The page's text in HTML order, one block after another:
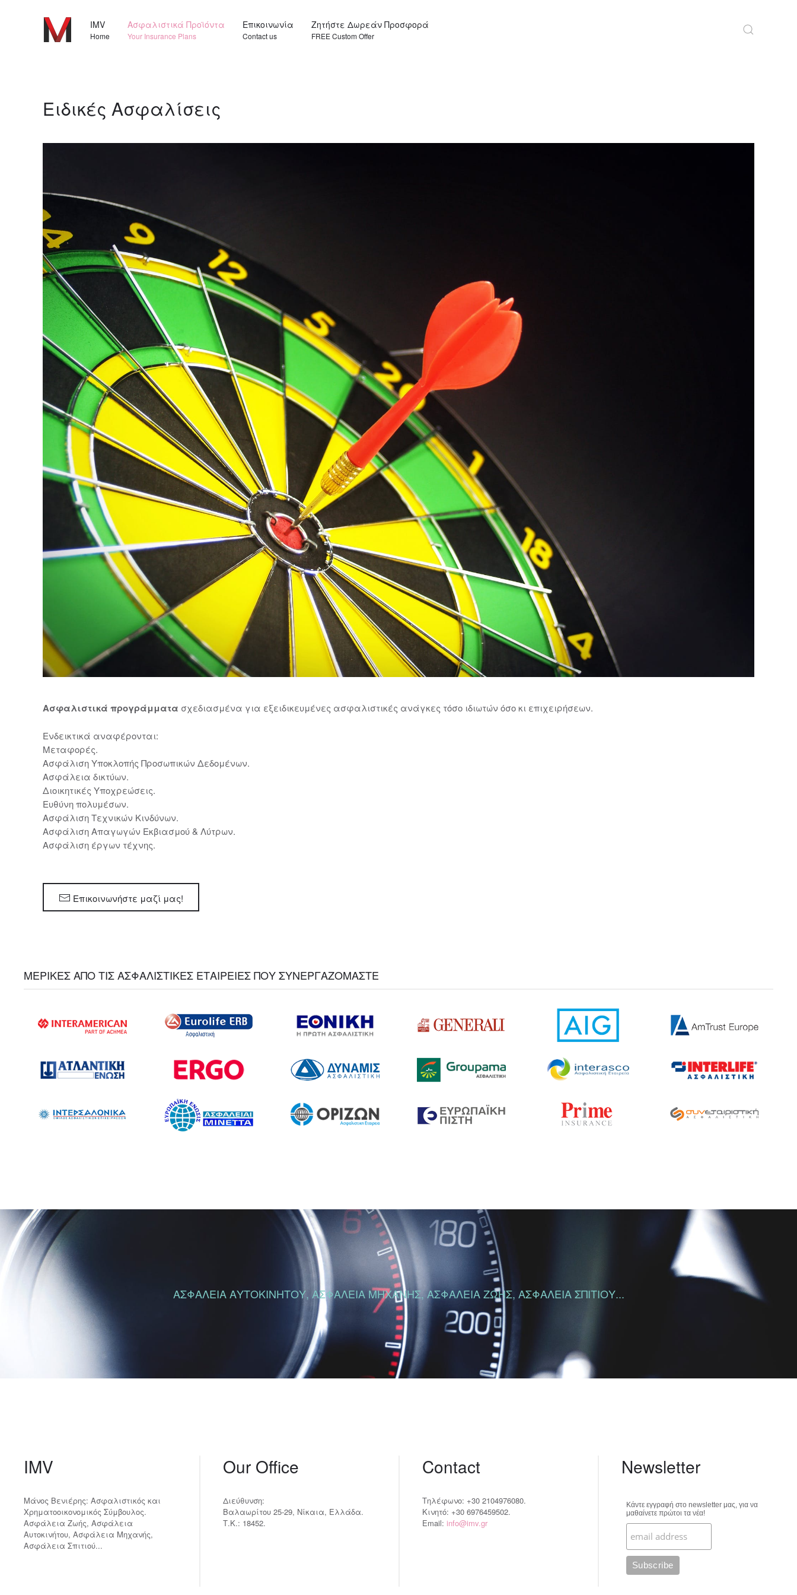
IMV
Home
Ασφαλιστικά Προϊόντα
Your Insurance Plans
Επικοινωνία
Contact us
Ζητήστε Δωρεάν Προσφορά
FREE Custom Offer
Ειδικές Ασφαλίσεις
Ασφαλιστικά προγράμματα σχεδιασμένα για εξειδικευμένες ασφαλιστικές ανάγκες τόσο ιδιωτών όσο κι επιχειρήσεων.
Ενδεικτικά αναφέρονται:
Μεταφορές.
Ασφάλιση Υποκλοπής Προσωπικών Δεδομένων.
Ασφάλεια δικτύων.
Διοικητικές Υποχρεώσεις.
Ευθύνη πολυμέσων.
Ασφάλιση Τεχνικών Κινδύνων.
Ασφάλιση Απαγωγών Εκβιασμού & Λύτρων.
Ασφάλιση έργων τέχνης.
Επικοινωνήστε μαζί μας!
ΜΕΡΙΚΕΣ ΑΠΟ ΤΙΣ ΑΣΦΑΛΙΣΤΙΚΕΣ ΕΤΑΙΡΕΙΕΣ ΠΟΥ ΣΥΝΕΡΓΑΖΟΜΑΣΤΕ
ΑΣΦΑΛΕΙΑ ΑΥΤΟΚΙΝΗΤΟΥ, ΑΣΦΑΛΕΙΑ ΜΗΧΑΝΗΣ, ΑΣΦΑΛΕΙΑ ΖΩΗΣ, ΑΣΦΑΛΕΙΑ ΣΠΙΤΙΟΥ...
IMV
Μάνος Βενιέρης: Ασφαλιστικός και
Χρηματοοικονομικός Σύμβουλος.
Ασφάλεια Ζωής, Ασφάλεια
Αυτοκινήτου, Ασφάλεια Μηχανής,
Ασφάλεια Σπιτιού...
Our Office
Διεύθυνση:
Βαλαωρίτου 25-29, Νίκαια, Ελλάδα.
Τ.Κ.: 18452.
Contact
Τηλέφωνο: +30 2104976080.
Κινητό: +30 6976459502.
Email: info@imv.gr
Newsletter
Κάντε εγγραφή στο newsletter μας, για να
μαθαίνετε πρώτοι τα νέα!